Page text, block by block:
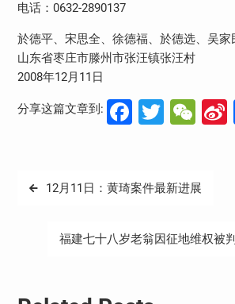
电话：0632-2890137
於德平、宋思全、徐德福、於德选、吴家
山东省枣庄市滕州市张汪镇张汪村
2008年12月11日
分享这篇文章到:
文
12月11日：黄琦案件最新进展
福建七十八岁老翁因征地维权被